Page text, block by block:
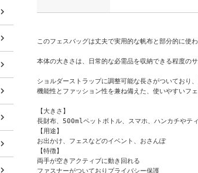
このフェスバッグは丈夫で実用的な帆布と部分的に使
本体の大きさは、日常的な必需品を収納できる程度の
ショルダーストラップに調整可能な長さがついており
機能性とファッション性を兼ね備えた、使いやすいフェ
【大きさ】
長財布、500mlペットボトル、スマホ、ハンカチやテ
【用途】
お出かけ、フェスなどのイベント、おさんぽ
【特徴】
両手が空きアクティブに動き回れる
ファスナーがついておりプライバシー保護